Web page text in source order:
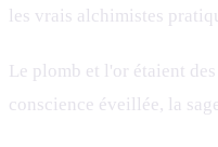
les vrais alchimistes
Le plomb et l'or étaient des
conscience éveillée, la